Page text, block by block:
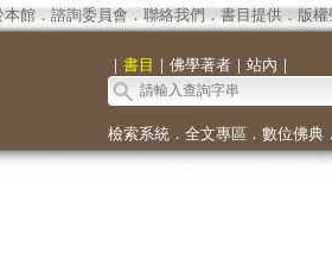
本館． 諮詢委員會． 聯絡我們 ． 書目提供． 版權
｜ 書目 ｜ 佛學著者｜ 站內 ｜
檢索系統． 全文專區 ． 數位佛典．